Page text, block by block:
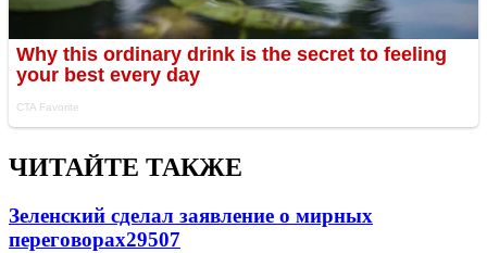
ЧИТАЙТЕ ТАКЖЕ
Зеленский сделал заявление о мирных
переговорах29507